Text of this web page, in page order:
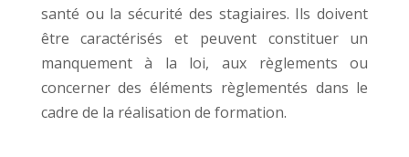
santé ou la sécurité des stagiaires. Ils doivent
être caractérisés et peuvent constituer un
manquement à la loi, aux règlements ou
concerner des éléments règlementés dans le
cadre de la réalisation de formation.